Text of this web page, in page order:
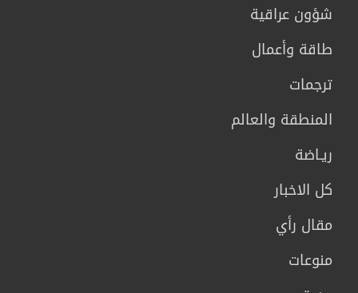
شؤون عراقية
طاقة وأعمال
ترجمات
المنطقة والعالم
ريـاضة
كل الاخبار
مقال رأي
منوعات